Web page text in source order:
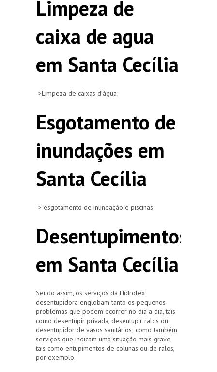
Limpeza de
caixa de agua
em Santa Cecília
->Limpeza de caixas d’água;
Esgotamento de
inundações em
Santa Cecília
-> esgotamento de inundação e piscinas
Desentupimentos
em Santa Cecília
Sendo assim, os serviços da Hidrotex
desentupidora englobam tanto os pequenos
problemas que podem ocorrer no dia a dia, tais
como desentupir privada, desentupir ralos ou
desentupidor de vasos sanitários; como também
serviços que indicam uma situação mais grave,
tais como entupimentos de colunas ou de ralos,
por exemplo.